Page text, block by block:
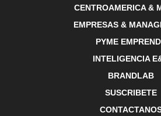
CENTROAMERICA &
EMPRESAS &
PYME
INTELIGENCIA
BRANDLAB
SUSCRIBETE